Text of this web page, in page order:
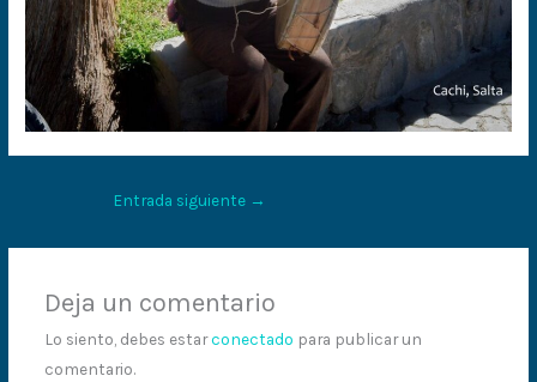
Entrada siguiente →
Deja un comentario
Lo siento, debes estarconectado para publicar un
comentario.